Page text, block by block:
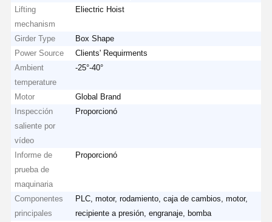
Lifting
mechanism
Eliectric Hoist
Girder Type
Box Shape
Power Source
Clients' Requirments
Ambient
temperature
-25°-40°
Motor
Global Brand
Inspección
saliente por
vídeo
Proporcionó
Informe de
prueba de
maquinaria
Proporcionó
Componentes
principales
PLC, motor, rodamiento, caja de cambios, motor,
recipiente a presión, engranaje, bomba